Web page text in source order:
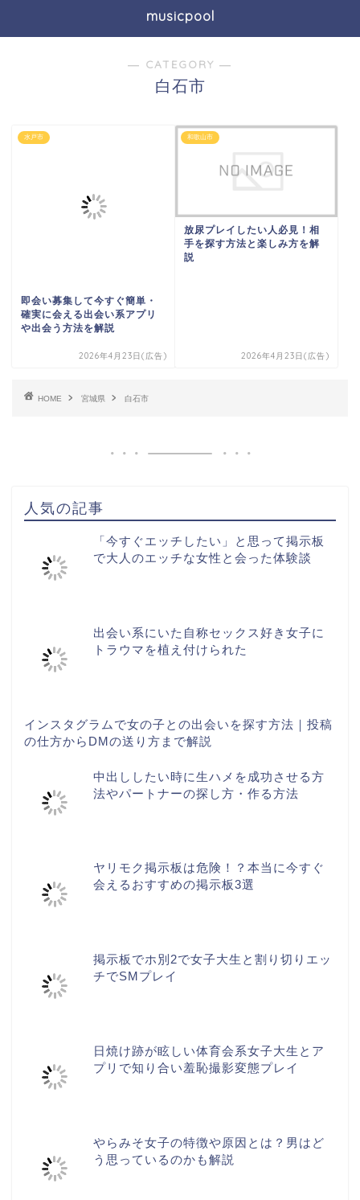
musicpool
― CATEGORY ―
白石市
水戸市
即会い募集して今すぐ簡単・
確実に会える出会い系アプリ
や出会う方法を解説
2026年4月23日(広告)
和歌山市
放尿プレイしたい人必見！相
手を探す方法と楽しみ方を解
説
2026年4月23日(広告)
HOME 宮城県 白石市
人気の記事
「今すぐエッチしたい」と思って掲示板
で大人のエッチな女性と会った体験談
出会い系にいた自称セックス好き女子に
トラウマを植え付けられた
インスタグラムで女の子との出会いを探す方法｜投稿
の仕方からDMの送り方まで解説
中出ししたい時に生ハメを成功させる方
法やパートナーの探し方・作る方法
ヤリモク掲示板は危険！？本当に今すぐ
会えるおすすめの掲示板3選
掲示板でホ別2で女子大生と割り切りエッ
チでSMプレイ
日焼け跡が眩しい体育会系女子大生とア
プリで知り合い羞恥撮影変態プレイ
やらみそ女子の特徴や原因とは？男はど
う思っているのかも解説